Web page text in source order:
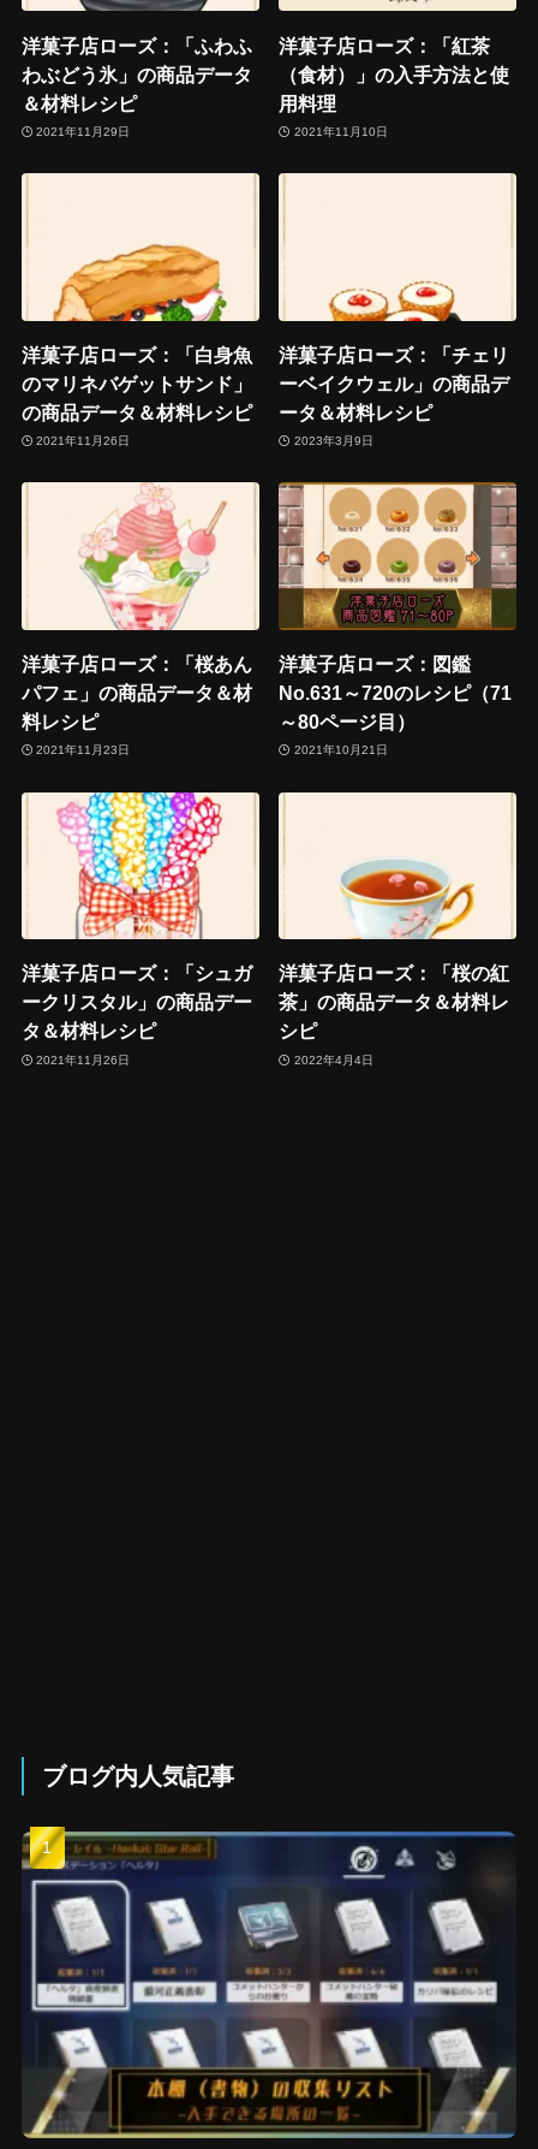
洋菓子店ローズ：「ふわふ
わぶどう氷」の商品データ
＆材料レシピ
2021年11月29日
洋菓子店ローズ：「紅茶
（食材）」の入手方法と使
用料理
2021年11月10日
洋菓子店ローズ：「白身魚
のマリネバゲットサンド」
の商品データ＆材料レシピ
2021年11月26日
洋菓子店ローズ：「チェリ
ーベイクウェル」の商品デ
ータ＆材料レシピ
2023年3月9日
洋菓子店ローズ：「桜あん
パフェ」の商品データ＆材
料レシピ
2021年11月23日
洋菓子店ローズ：図鑑
No.631～720のレシピ（71
～80ページ目）
2021年10月21日
洋菓子店ローズ：「シュガ
ークリスタル」の商品デー
タ＆材料レシピ
2021年11月26日
洋菓子店ローズ：「桜の紅
茶」の商品データ＆材料レ
シピ
2022年4月4日
ブログ内人気記事